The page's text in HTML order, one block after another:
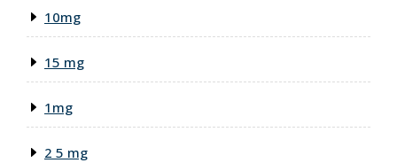
10mg
15 mg
1mg
2 5 mg